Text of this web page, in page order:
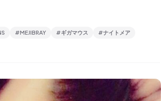
#MEJIBRAY #ギガマウス
#ナイトメア